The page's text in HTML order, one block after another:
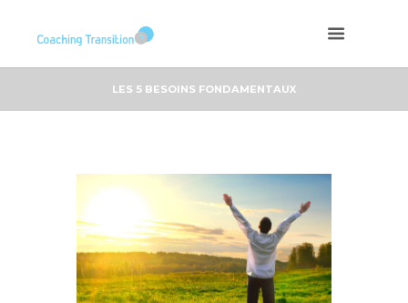
LES 5 BESOINS FONDAMENTAUX